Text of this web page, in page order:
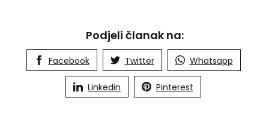
Podjeli članak na:
Facebook Twitter Whatsapp
Linkedin Pinterest